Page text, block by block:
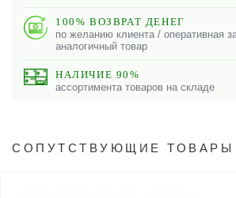
100% ВОЗВРАТ ДЕНЕГ
по желанию клиента / оперативная
аналогичный товар
НАЛИЧИЕ 90%
ассортимента товаров на складе
СОПУТСТВУЮЩИЕ ТОВАРЫ